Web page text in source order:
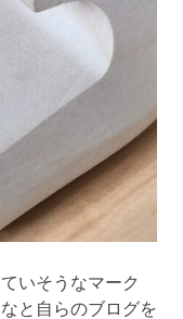
いそうなマーク
と自らのブログを